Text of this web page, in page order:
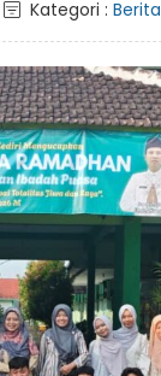
Kategori : Berita